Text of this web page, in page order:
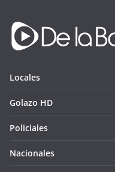
Locales
Golazo HD
Policiales
Nacionales